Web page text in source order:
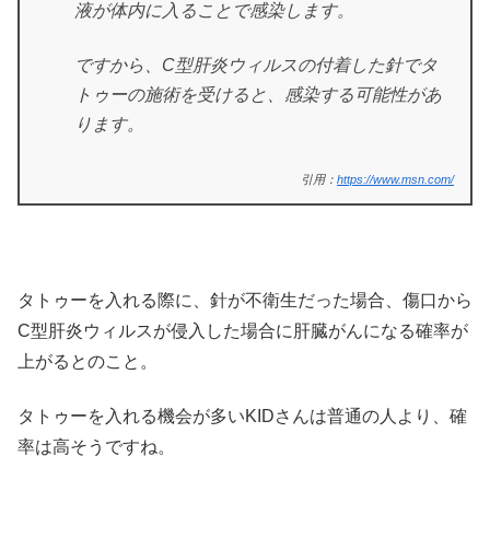
液が体内に入ることで感染します。
ですから、C型肝炎ウィルスの付着した針でタ
トゥーの施術を受けると、感染する可能性があ
ります。
引用： https://www.msn.com/
タトゥーを入れる際に、針が不衛生だった場合、傷口から
C型肝炎ウィルスが侵入した場合に肝臓がんになる確率が
上がるとのこと。
タトゥーを入れる機会が多いKIDさんは普通の人より、確
率は高そうですね。